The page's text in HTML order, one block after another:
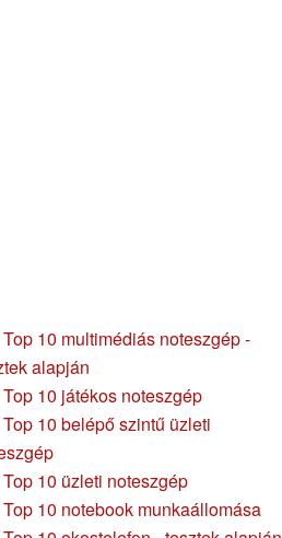
10 multimédiás noteszgép -
alapján
10 játékos noteszgép
10 belépő szintű üzleti
10 üzleti noteszgép
10 notebook munkaállomása